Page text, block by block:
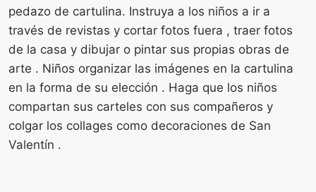
pedazo de cartulina. Instruya a los niños a ir a
través de revistas y cortar fotos fuera , traer fotos
de la casa y dibujar o pintar sus propias obras de
arte . Niños organizar las imágenes en la cartulina
en la forma de su elección . Haga que los niños
compartan sus carteles con sus compañeros y
colgar los collages como decoraciones de San
Valentín .